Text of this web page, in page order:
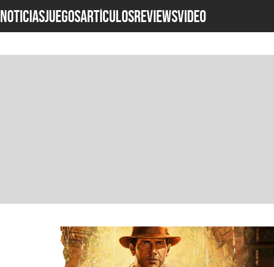
NOTICIASJUEGOSARTÍCULOSREVIEWSVideo